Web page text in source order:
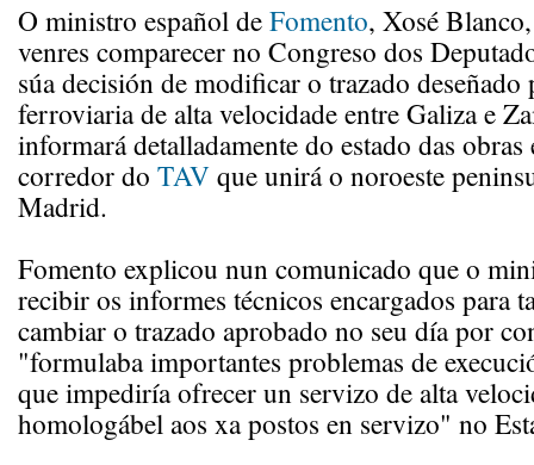
O ministro español deFomento, Xosé
venres comparecer no Congreso dos
súa decisión de modificar o trazado deseñado
ferroviaria de alta velocidade entre Galiza e
informará detalladamente do estado das
corredor do TAVque unirá o noroeste
Madrid.
Fomento explicou nun comunicado que o
recibir os informes técnicos encargados para
cambiar o trazado aprobado no seu día por
"formulaba importantes problemas de
que impediría ofrecer un servizo de alta
homologábel aos xa postos en servizo" no